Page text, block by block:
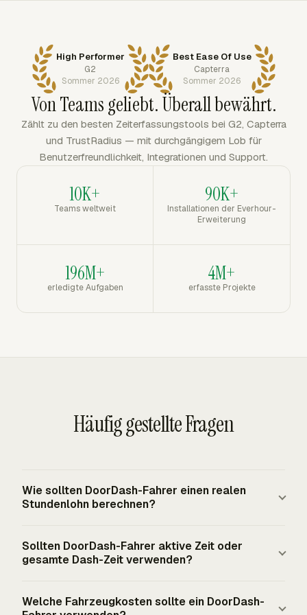
High Performer
G2
Sommer 2026
Best Ease Of Use
Capterra
Sommer 2026
Von Teams geliebt. Überall bewährt.
Zählt zu den besten Zeiterfassungstools bei G2, Capterra
und TrustRadius — mit durchgängigem Lob für
Benutzerfreundlichkeit, Integrationen und Support.
10K+
Teams weltweit
90K+
Installationen der Everhour-
Erweiterung
196M+
erledigte Aufgaben
4M+
erfasste Projekte
Häufig gestellte Fragen
Wie sollten DoorDash-Fahrer einen realen
Stundenlohn berechnen?
und ziehen Sie dann Fahrzeugkosten, lieferbezogene
Gemeinkosten und eine Rückstellung für die Self-
gesamten Dash-Stunden, wenn Sie den realen Satz für
Sollten DoorDash-Fahrer aktive Zeit oder
gesamte Dash-Zeit verwenden?
Einkommensplanung, weil sie unbezahltes Warten
Welche Fahrzeugkosten sollte ein DoorDash-